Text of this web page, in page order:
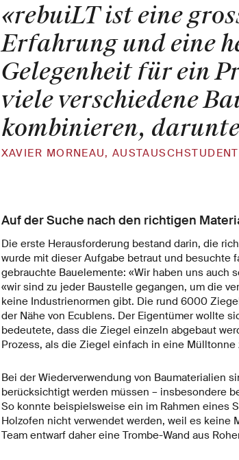
«rebuiLT ist eine
Erfahrung und eine
Gelegenheit für ein
viele verschiedene
kombinieren,
XAVIER MORNEAU,
Auf der Suche nach den richtigen
Die erste Herausforderung bestand darin, die
wurde mit dieser Aufgabe betraut und besuchte
gebrauchte Bauelemente: «Wir haben uns auch
«wir sind zu jeder Baustelle gegangen, um die
keine Industrienormen gibt. Die rund 6000
der Nähe von Ecublens. Der Eigentümer wollte
bedeutete, dass die Ziegel einzeln abgebaut
Prozess, als die Ziegel einfach in eine
Bei der Wiederverwendung von Baumaterialien
berücksichtigt werden müssen – insbesondere
So konnte beispielsweise ein im Rahmen eines
Holzofen nicht verwendet werden, weil es keine
Team entwarf daher eine Trombe-Wand aus